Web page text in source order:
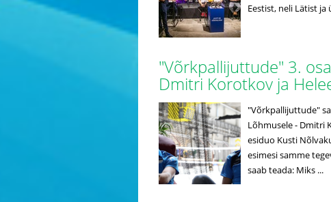
Eestist, neli Lätist
"Võrkpallijuttude" 3.
Dmitri Korotkov ja
"Võrkpallijuttude"
Lõhmusele - Dmitri
esiduo Kusti
esimesi samme
saab teada: Miks ...